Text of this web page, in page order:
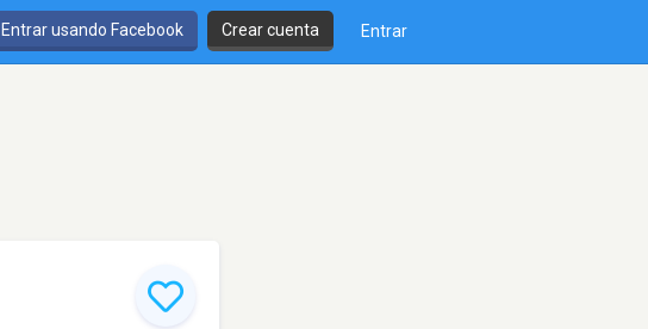
Entrar usando Facebook Crear cuenta Entrar